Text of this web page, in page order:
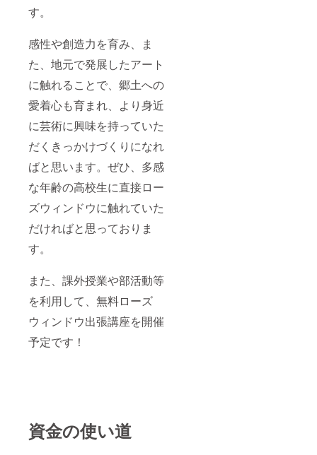
す。
感性や創造力を育み、ま
た、地元で発展したアート
に触れることで、郷土への
愛着心も育まれ、より身近
に芸術に興味を持っていた
だくきっかけづくりになれ
ばと思います。ぜひ、多感
な年齢の高校生に直接ロー
ズウィンドウに触れていた
だければと思っておりま
す。
また、課外授業や部活動等
を利用して、無料ローズ
ウィンドウ出張講座を開催
予定です！
資金の使い道